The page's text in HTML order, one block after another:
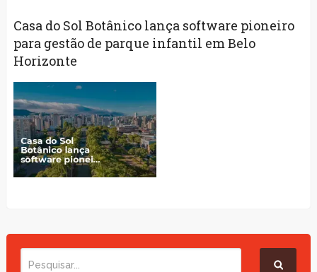
Casa do Sol Botânico lança software pioneiro
para gestão de parque infantil em Belo
Horizonte